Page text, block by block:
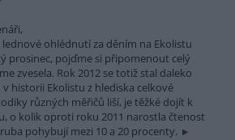
ohlédnutí za děním na Ekolistu
prosinec, pojďme si připomenout celý
zvesela. Rok 2012 se totiž stal daleko
historii Ekolistu z hlediska celkové
různých měřičů liší, je těžké dojít k
o kolik oproti roku 2011 narostla čtenost
pohybují mezi 10 a 20 procenty.